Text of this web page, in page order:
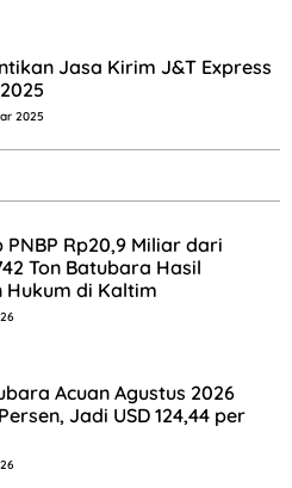
Jasa Kirim J&T Express
2025
PNBP Rp20,9 Miliar dari
Ton Batubara Hasil
Hukum di Kaltim
Acuan Agustus 2026
Jadi USD 124,44 per